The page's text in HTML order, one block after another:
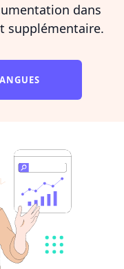
dans
supplémentaire.